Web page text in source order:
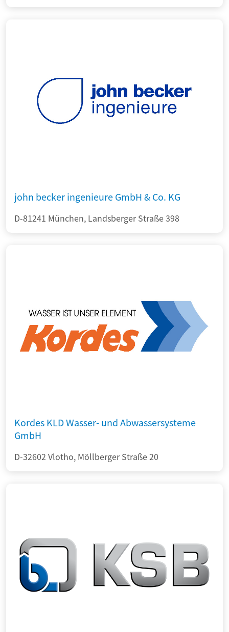
john becker ingenieure GmbH & Co. KG
D-81241 München, Landsberger Straße 398
Kordes KLD Wasser- und Abwassersysteme
GmbH
D-32602 Vlotho, Möllberger Straße 20